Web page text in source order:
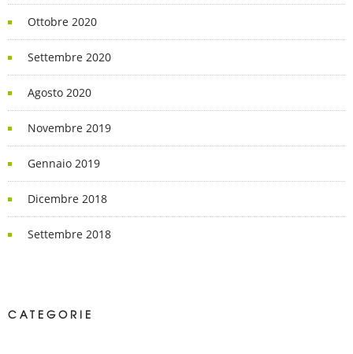
Ottobre 2020
Settembre 2020
Agosto 2020
Novembre 2019
Gennaio 2019
Dicembre 2018
Settembre 2018
CATEGORIE